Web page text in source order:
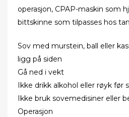
operasjon, CPAP-maskin som
bittskinne som tilpasses hos
Sov med murstein, ball eller
ligg på siden
Gå ned i vekt
Ikke drikk alkohol eller røyk før
Ikke bruk sovemedisiner eller
Operasjon